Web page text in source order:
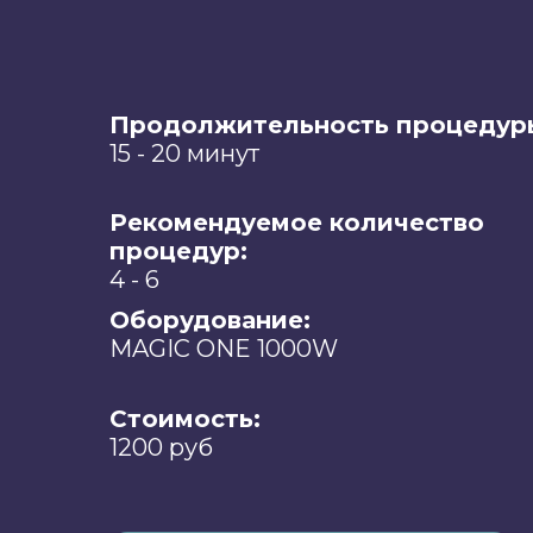
Продолжительность
15 - 20 минут
Рекомендуемое количество
процедур:
4 - 6
Оборудование:
MAGIC ONE 1000W
Стоимость:
1200 руб